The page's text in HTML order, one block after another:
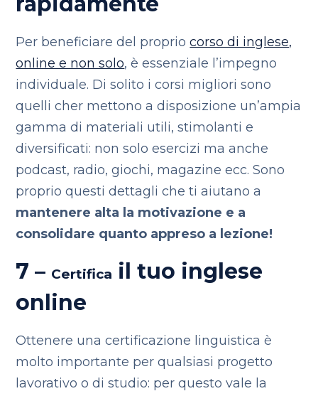
Per beneficiare del propriocorso di inglese,
online e non solo, è essenziale l’impegno
individuale. Di solito i corsi migliori sono
quelli cher mettono a disposizione un’ampia
gamma di materiali utili, stimolanti e
diversificati: non solo esercizi ma anche
podcast, radio, giochi, magazine ecc. Sono
proprio questi dettagli che ti aiutano a
mantenere alta la motivazione e a
consolidare quanto appreso a lezione!
7 – Certifica il tuo inglese
online
Ottenere una certificazione linguistica è
molto importante per qualsiasi progetto
lavorativo o di studio: per questo vale la